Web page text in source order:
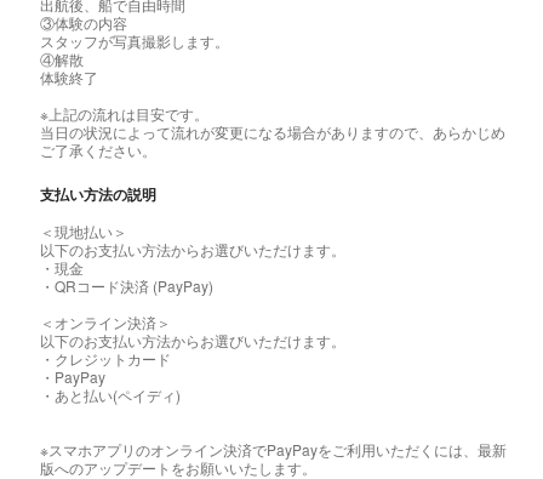
出航後、船で自由時間
③体験の内容
スタッフが写真撮影します。
④解散
体験終了
※上記の流れは目安です。
当日の状況によって流れが変更になる場合がありますので、あらかじめ
ご了承ください。
支払い方法の説明
＜現地払い＞
以下のお支払い方法からお選びいただけます。
・現金
・QRコード決済 (PayPay)
＜オンライン決済＞
以下のお支払い方法からお選びいただけます。
・クレジットカード
・PayPay
・あと払い(ペイディ)
※スマホアプリのオンライン決済でPayPayをご利用いただくには、最新
版へのアップデートをお願いいたします。